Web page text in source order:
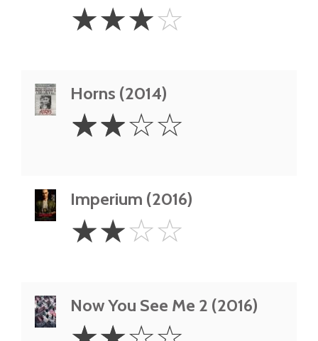
Stars
☆☆☆☆
Horns (2014)
Stars
☆☆☆☆
Imperium (2016)
Stars
☆☆☆☆
Now You See Me 2 (2016)